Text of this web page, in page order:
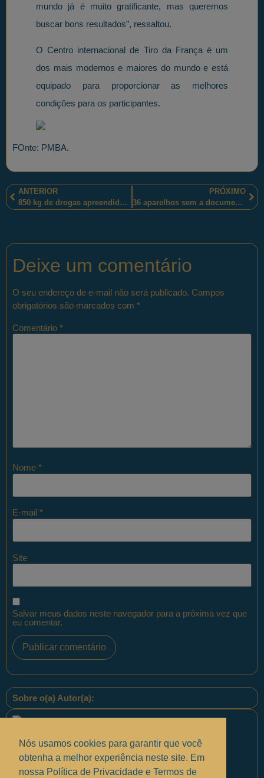
mundo já é muito gratificante, mas queremos
buscar bons resultados”, ressaltou.
O Centro internacional de Tiro da França é um
dos mais modernos e maiores do mundo e está
equipado para proporcionar as melhores
condições para os participantes.
FOnte: PMBA.
ANTERIOR
850 kg de drogas apreendidos e 2 homens presos na Rodovia Raposo Tavares – SP270 – Vila Progresso, em Assis-SP
PRÓXIMO
36 aparelhos sem a documentação de regularidade fiscal foram apreendidos, em Maracaju-MS, pelos policiais militares sul-mato-grossenses
Deixe um comentário
O seu endereço de e-mail não será publicado. Campos
obrigatórios são marcados com *
Comentário *
Nome *
E-mail *
Site
Salvar meus dados neste navegador para a próxima vez que
eu comentar.
Sobre o(a) Autor(a):
Equipe PontoPM
Nós usamos cookies para garantir que você
obtenha a melhor experiência neste site. Em
nossa Política de Privacidade e Termos de